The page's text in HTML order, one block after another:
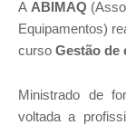
A ABIMAQ
Equipamentos)
curso Gestão de
Ministrado de
voltada a